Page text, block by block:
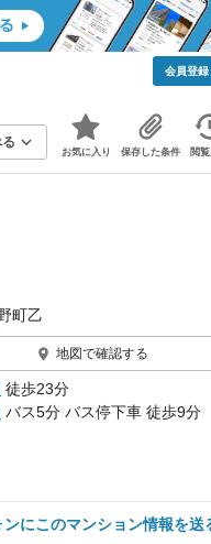
会員登録
お気に入り 保存した条件 閲
町乙
地図で確認する
徒歩23分
バス5分 バス停下車 徒歩9分
にこのマンション情報を送